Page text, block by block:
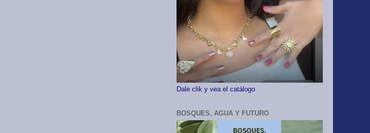
Dale clik y vea el catálogo
BOSQUES, AGUA Y FUTURO